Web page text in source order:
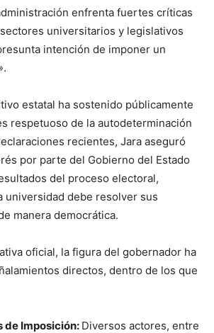
enfrenta fuertes críticas
universitarios y legislativos
intención de imponer un
estatal ha sostenido públicamente
respetuoso de la autodeterminación
recientes, Jara aseguró
por parte del Gobierno del Estado
del proceso electoral,
universidad debe resolver sus
manera democrática.
oficial, la figura del gobernador ha
directos, dentro de los que
de Imposición: Diversos actores, entre